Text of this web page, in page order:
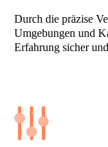
Durch die präzise
Umgebungen und
Erfahrung sicher